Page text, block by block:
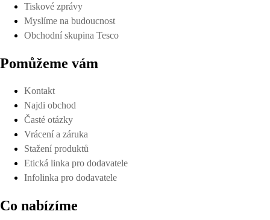
Tiskové zprávy
Myslíme na budoucnost
Obchodní skupina Tesco
Pomůžeme vám
Kontakt
Najdi obchod
Časté otázky
Vrácení a záruka
Stažení produktů
Etická linka pro dodavatele
Infolinka pro dodavatele
Co nabízíme